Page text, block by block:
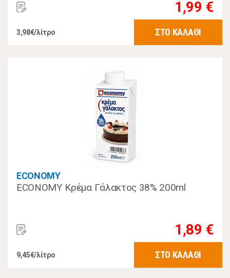
1,99 €
3,98€/λίτρο ΣΤΟ ΚΑΛΑΘΙ
ECONOMY
ECONOMY Κρέμα Γάλακτος 38% 200ml
1,89 €
9,45€/λίτρο ΣΤΟ ΚΑΛΑΘΙ